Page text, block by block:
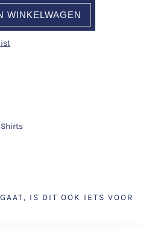
WINKELWAGEN
Shirts
IS DIT OOK IETS VOOR